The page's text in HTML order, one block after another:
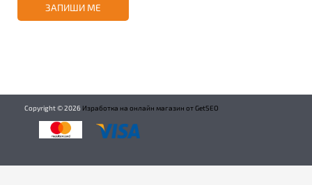
ЗАПИШИ МЕ
Copyright ©2026 Изработка на онлайн магазин от GetSEO